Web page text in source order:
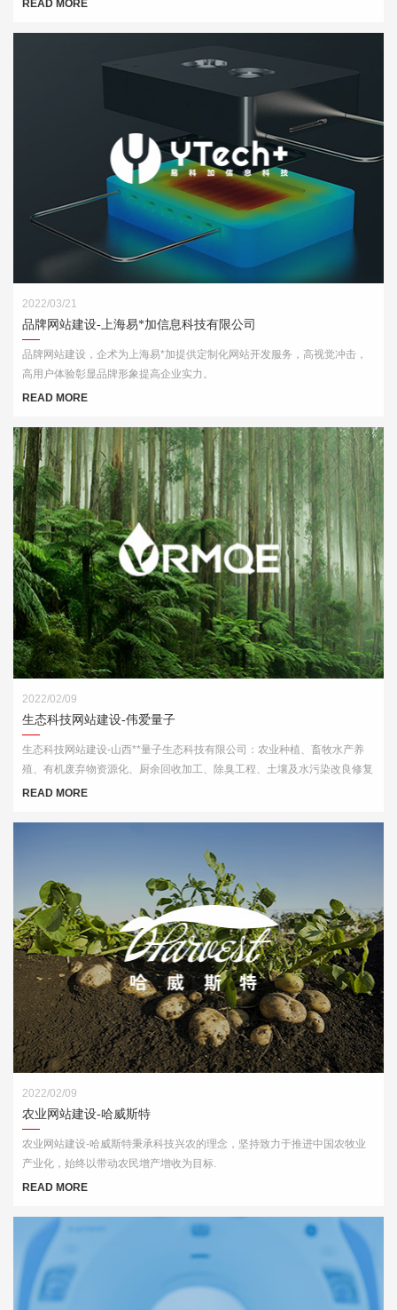
READ MORE
2022/03/21
品牌网站建设-上海易*加信息科技有限公司
品牌网站建设，企术为上海易*加提供定制化网站开发服务，高视觉冲击，
高用户体验彰显品牌形象提高企业实力。
READ MORE
2022/02/09
生态科技网站建设-伟爱量子
生态科技网站建设-山西**量子生态科技有限公司：农业种植、畜牧水产养
殖、有机废弃物资源化、厨余回收加工、除臭工程、土壤及水污染改良修复
等领域内的技术服务
READ MORE
2022/02/09
农业网站建设-哈威斯特
农业网站建设-哈威斯特秉承科技兴农的理念，坚持致力于推进中国农牧业
产业化，始终以带动农民增产增收为目标.
READ MORE